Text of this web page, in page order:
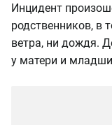
Инцидент
родственников, в
ветра, ни дождя.
у матери и